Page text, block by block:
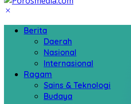
Berita
Daerah
Nasional
Internasional
Ragam
Sains & Teknologi
Budaya